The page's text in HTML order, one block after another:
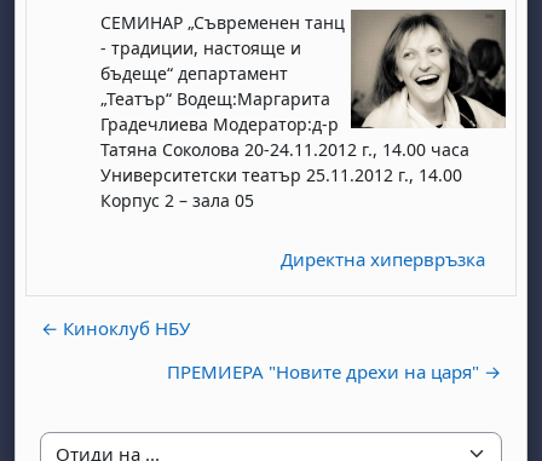
СЕМИНАР „Съвременен танц
- традиции, настояще и
бъдеще“ департамент
„Театър“ Водещ:Маргарита
Градечлиева Модератор:д-р
Татяна Соколова 20-24.11.2012 г., 14.00 часа
Университетски театър 25.11.2012 г., 14.00
Корпус 2 – зала 05
Директна хипервръзка
← Киноклуб НБУ
ПРЕМИЕРА "Новите дрехи на царя" →